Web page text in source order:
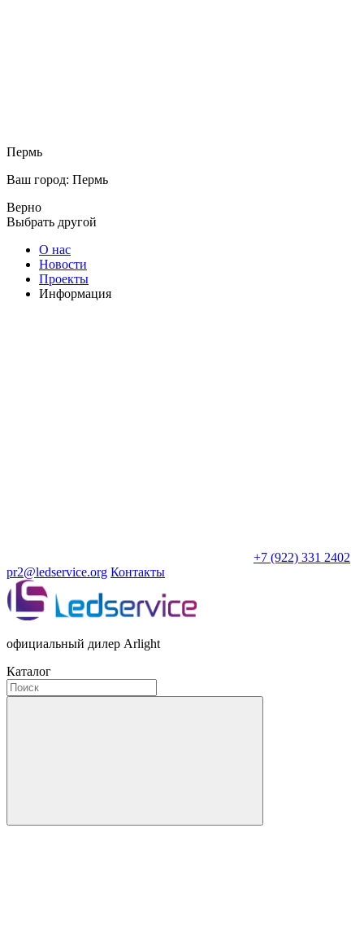
Пермь
Ваш город: Пермь
Верно
Выбрать другой
О нас
Новости
Проекты
Информация
+7 (922) 331 2402
pr2@ledservice.org Контакты
официальный дилер Arlight
Каталог